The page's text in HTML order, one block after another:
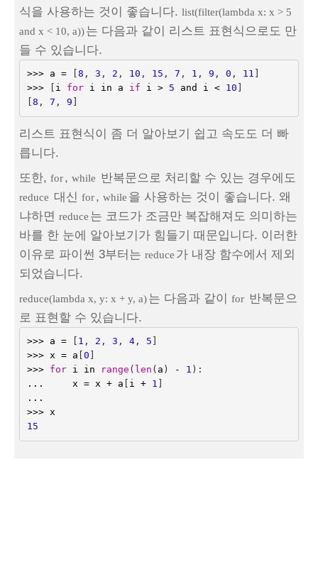
식을 사용하는 것이 좋습니다. list(filter(lambda x: x > 5
and x < 10, a))는 다음과 같이 리스트 표현식으로도 만
들 수 있습니다.
>>> a = 8 , 3 , 2 , 10 , 15 , 7 , 1 , 9 , 0 , 11
>>>
i for i in a if i > 5 and i < 10
8 , 7 , 9
리스트 표현식이 좀 더 알아보기 쉽고 속도도 더 빠
릅니다.
또한, for, while 반복문으로 처리할 수 있는 경우에도
reduce 대신 for, while 을 사용하는 것이 좋습니다. 왜
냐하면 reduce 는 코드가 조금만 복잡해져도 의미하는
바를 한 눈에 알아보기가 힘들기 때문입니다. 이러한
이유로 파이썬 3부터는 reduce 가 내장 함수에서 제외
되었습니다.
reduce(lambda x, y: x + y, a)는 다음과 같이 for 반복문으
로 표현할 수 있습니다.
>>> a = 1 , 2 , 3 , 4, 5
>>> x = a 0
>>>
for i in range ( len ( a ) - 1 ):
...
x = x + a i + 1
...
>>> x
15